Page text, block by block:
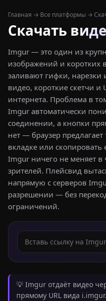
Главная → Все платформы →
Скачать
Imgur — это один из
изображений и коротких
заливают гифки,
видео, короткие скетчи и
интернета. Проблема в
Imgur автоматически
соединении, а кнопки
нет — браузер
вкладке или
Imgur ничего не меняет в
зрителей. Плейсвид
напрямую с серверов
разрешении — без
ограничений.
💡 Imgur отдаёт видео
прямому URL вида